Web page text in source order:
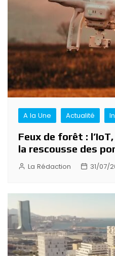
l’article
A la Une Actualité
Feux de forêt :
la rescousse des
La Rédaction 31/07/